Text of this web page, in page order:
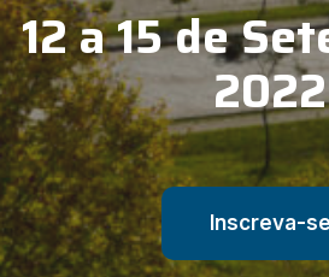
12 a 15 de
2022
Inscreva-se